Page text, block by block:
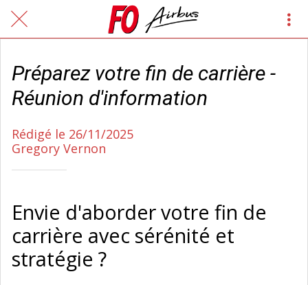
Préparez votre fin de carrière -
Réunion d'information
Rédigé le 26/11/2025
Gregory Vernon
Envie d'aborder votre fin de
carrière avec sérénité et
stratégie ?